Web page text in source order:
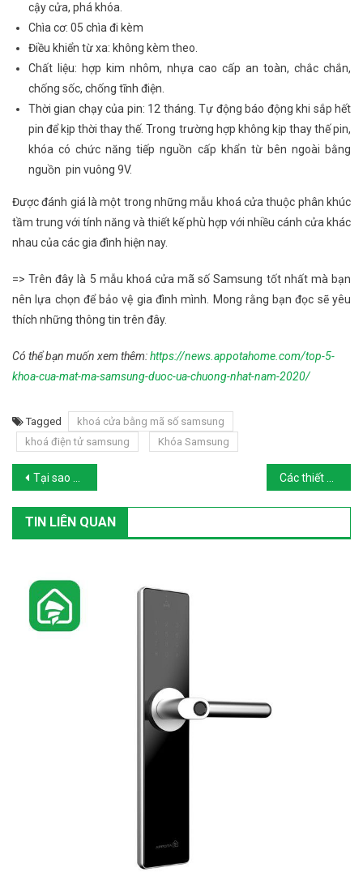
cậy cửa, phá khóa.
Chìa cơ: 05 chìa đi kèm
Điều khiển từ xa: không kèm theo.
Chất liệu: hợp kim nhôm, nhựa cao cấp an toàn, chắc chắn,
chống sốc, chống tĩnh điện.
Thời gian chạy của pin: 12 tháng. Tự động báo động khi sắp hết
pin để kịp thời thay thế. Trong trường hợp không kịp thay thế pin,
khóa có chức năng tiếp nguồn cấp khẩn từ bên ngoài bằng
nguồn pin vuông 9V.
Được đánh giá là một trong những mẫu khoá cửa thuộc phân khúc
tầm trung với tính năng và thiết kế phù hợp với nhiều cánh cửa khác
nhau của các gia đình hiện nay.
=> Trên đây là 5 mẫu khoá cửa mã số Samsung tốt nhất mà bạn
nên lựa chọn để bảo vệ gia đình mình. Mong rằng bạn đọc sẽ yêu
thích những thông tin trên đây.
Có thể bạn muốn xem thêm:https://news.appotahome.com/top-5-
khoa-cua-mat-ma-samsung-duoc-ua-chuong-nhat-nam-2020/
Tagged
khoá cửa bằng mã số samsung
khoá điện tử samsung
Khóa Samsung
Post navigation
Tại sao khóa điện tử Samsung SHS-P718 lại được ưa chuộng đến thế? Các thiết bị hỗ trợ Google Assistant nhất định phải có
TIN LIÊN QUAN